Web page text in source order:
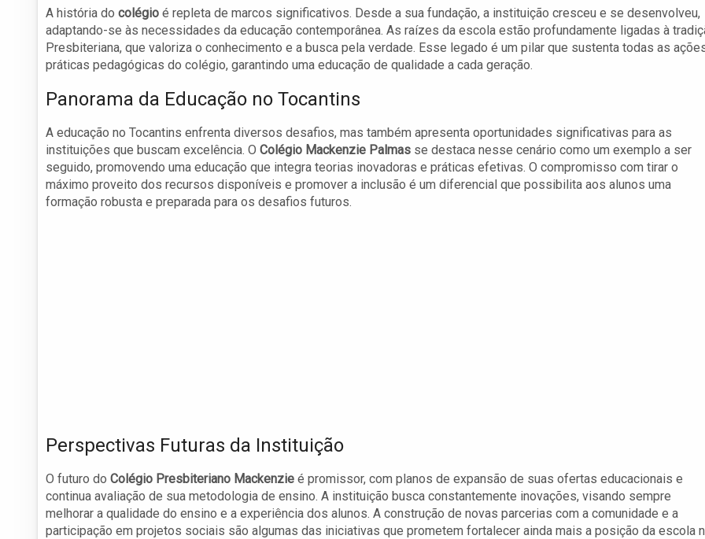
A história do colégio é repleta de marcos significativos. Desde a sua fundação, a instituição cresceu e se desenvolveu,
adaptando-se às necessidades da educação contemporânea. As raízes da escola estão profundamente ligadas à
Presbiteriana, que valoriza o conhecimento e a busca pela verdade. Esse legado é um pilar que sustenta todas as
práticas pedagógicas do colégio, garantindo uma educação de qualidade a cada geração.
Panorama da Educação no Tocantins
A educação no Tocantins enfrenta diversos desafios, mas também apresenta oportunidades significativas para as
instituições que buscam excelência. O Colégio Mackenzie Palmas se destaca nesse cenário como um exemplo a ser
seguido, promovendo uma educação que integra teorias inovadoras e práticas efetivas. O compromisso com tirar o
máximo proveito dos recursos disponíveis e promover a inclusão é um diferencial que possibilita aos alunos uma
formação robusta e preparada para os desafios futuros.
Perspectivas Futuras da Instituição
O futuro do Colégio Presbiteriano Mackenzie é promissor, com planos de expansão de suas ofertas educacionais e
continua avaliação de sua metodologia de ensino. A instituição busca constantemente inovações, visando sempre
melhorar a qualidade do ensino e a experiência dos alunos. A construção de novas parcerias com a comunidade e a
participação em projetos sociais são algumas das iniciativas que prometem fortalecer ainda mais a posição da escola